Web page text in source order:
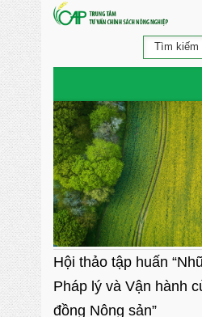
Hội thảo tập huấn
Pháp lý và Vận hành
đồng Nông sản”